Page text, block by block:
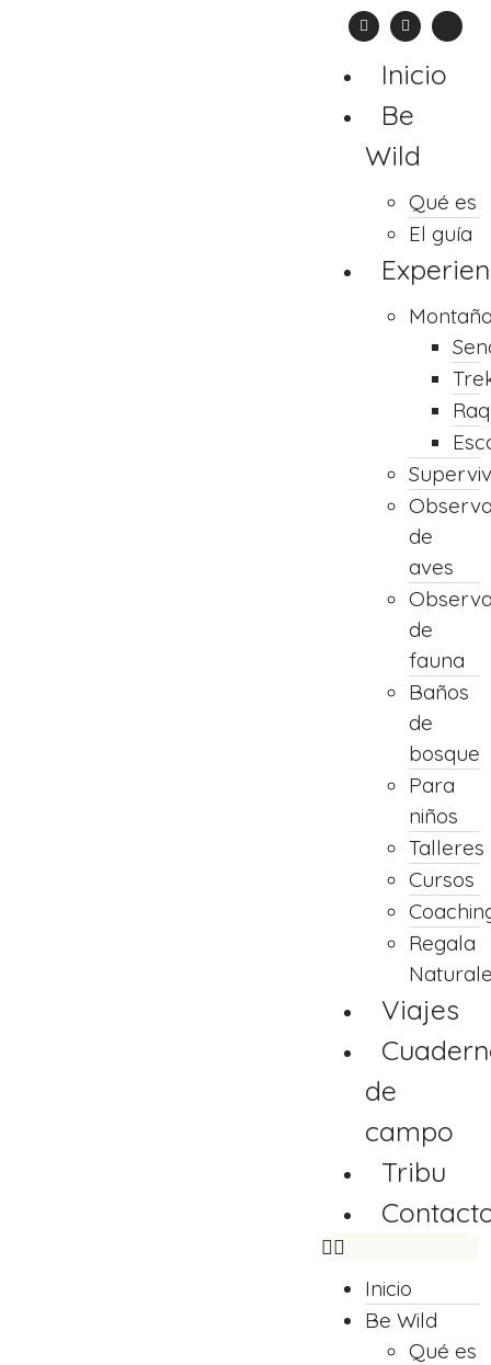
Inicio
Be
Wild
Qué es
El guía
de
aves
de
fauna
Baños
de
bosque
Para
niños
Talleres
Cursos
Regala
Viajes
de
campo
Tribu
Inicio
Be Wild
Qué es